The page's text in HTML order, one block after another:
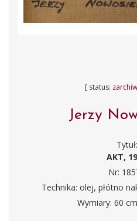
[ status:
Jerzy
Tytuł:
AKT,
Nr:
Technika: olej, płótno
Wymiary: 60